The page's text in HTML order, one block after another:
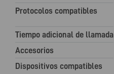
Protocolos compatibles
Tiempo adicional de llamada
Accesorios
Dispositivos compatibles